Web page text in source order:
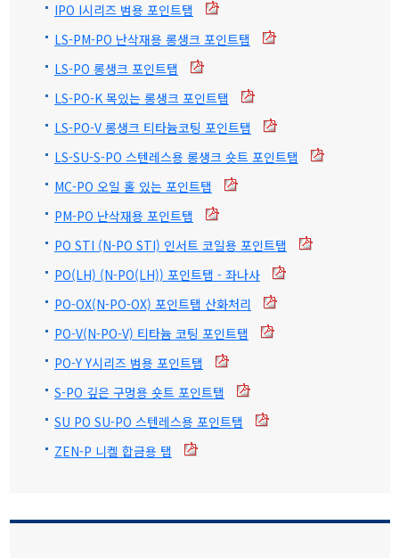
IPO I시리즈 범용 포인트탭
LS-PM-PO 난삭재용 롱생크 포인트탭
LS-PO 롱생크 포인트탭
LS-PO-K 목있는 롱생크 포인트탭
LS-PO-V 롱생크 티타늄코팅 포인트탭
LS-SU-S-PO 스텐레스용 롱생크 숏트 포인트탭
MC-PO 오일 홀 있는 포인트탭
PM-PO 난삭재용 포인트탭
PO STI (N-PO STI) 인서트 코일용 포인트탭
PO(LH) (N-PO(LH)) 포인트탭 - 좌나사
PO-OX(N-PO-OX) 포인트탭 산화처리
PO-V(N-PO-V) 티타늄 코팅 포인트탭
PO-Y Y시리즈 범용 포인트탭
S-PO 깊은 구멍용 숏트 포인트탭
SU PO SU-PO 스텐레스용 포인트탭
ZEN-P 니켈 합금용 탭